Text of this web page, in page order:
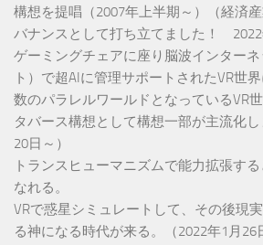
構想を提唱（2007年上半期～）（経済
バナンスとして打ち立てました！ 2022
ゲーミングチェアに座り脳波インター
ト）で超AIに管理サポートされたVR世
数のパラレルワールドとなっているVR
タバース構想として構想一部が主流
20日～）
トランスヒューマニズムで能力拡張す
なれる。
VRで惑星シミュレートして、その後現
る神になる時代が来る。（2022年1月26